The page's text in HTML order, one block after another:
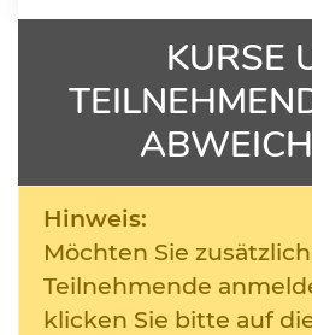
KURSE
Hinweis:
Möchten Sie
Teilnehmende
klicken Sie bitte auf